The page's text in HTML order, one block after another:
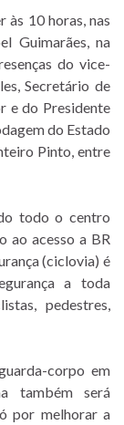
às 10 horas, nas
Guimarães, na
do vice-
Secretário de
e do Presidente
do Estado
Pinto, entre
todo o centro
ao acesso a BR
(ciclovia) é
a toda
pedestres,
corpo em
também será
por melhorar a